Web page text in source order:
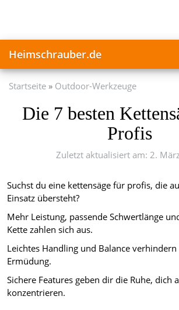
Heimschrauber.de
Startseite Outdoor-Werkzeuge
Die 7 besten
Profis
Zuletzt aktualisiert am: 2.
Suchst du eine kettensäge für profis, die
Einsatz übersteht?
Mehr Leistung, passende Schwertlänge
Kette zahlen sich aus.
Leichtes Handling und Balance verhindern
Ermüdung.
Sichere Features geben dir die Ruhe, dich
konzentrieren.